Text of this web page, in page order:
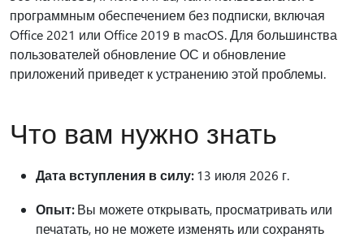
программным обеспечением без подписки, включая
Office 2021 или Office 2019 в macOS. Для большинства
пользователей обновление ОС и обновление
приложений приведет к устранению этой проблемы.
Что вам нужно знать
Дата вступления в силу:13 июля 2026 г.
Опыт:Вы можете открывать, просматривать или
печатать, но не можете изменять или сохранять